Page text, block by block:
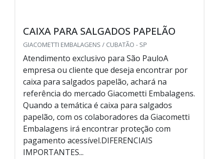
CAIXA PARA SALGADOS PAPELÃO
GIACOMETTI EMBALAGENS / CUBATÃO - SP
Atendimento exclusivo para São PauloA
empresa ou cliente que deseja encontrar por
caixa para salgados papelão, achará na
referência do mercado Giacometti Embalagens.
Quando a temática é caixa para salgados
papelão, com os colaboradores da Giacometti
Embalagens irá encontrar proteção com
pagamento acessível.DIFERENCIAIS
IMPORTANTES...